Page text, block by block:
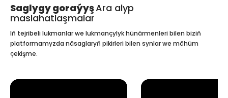
Saglygy goraýyşAra alyp
maslahatlaşmalar
Iň tejribeli lukmanlar we lukmançylyk hünärmenleri bilen biziň
platformamyzda näsaglaryň pikirleri bilen synlar we möhüm
çekişme.